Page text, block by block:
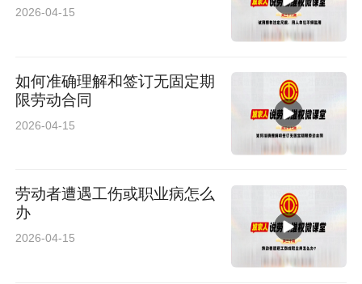
2026-04-15
如何准确理解和签订无固定期
限劳动合同
2026-04-15
劳动者遭遇工伤或职业病怎么
办
2026-04-15